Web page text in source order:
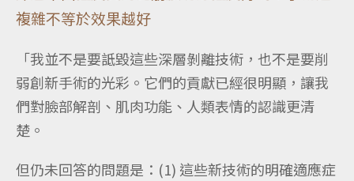
複雜不等於效果越好
「我並不是要詆毀這些深層剝離技術，也不是要削
弱創新手術的光彩。它們的貢獻已經很明顯，讓我
們對臉部解剖、肌肉功能、人類表情的認識更清
楚。
但仍未回答的問題是：(1) 這些新技術的明確適應症